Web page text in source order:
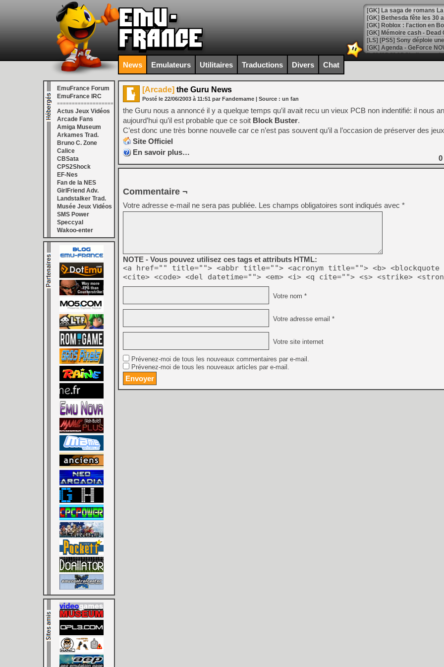
[GK] Bethesda fête les 30
[GK] Roblox : l'action en
[GK] Agenda - GeForce
[GK] Devolver Digital en a
[LS] [PS5] ps5-y2jb-
[GK] Pourquoi Marvel
[GK] Test : Restory : Chill
[GK] GTA 6 : Rockstar
[GK] Hot Wheels Infinite
[GK] Mémoire cash -
[GK] Résultats Nintendo :
[GK] Déjà des
[GK] Minecraft et ses «
[GK] Beast of
[GK] Ubisoft : fin de partie
[GK] Mémoire cash -
[GK] Dan Houser (GTA)
[GK] Comment EA Sports
[GK] Crimson Moon : un
[GK] Isle of Reveries : le
[GK] Moonlighter 2 : The
[GK] Capcom relance
[GK] Le beat'em up The
[GK] Endless Legend 2 :
[LS] [PS5] Le WebKit
[GK] Oubliez Crazy Taxi,
[LS] [Switch] NSZ 5.0.0
News Emulateurs Utilitaires Traductions Divers Chat
EmuFrance Forum
EmuFrance IRC
===================
Actus Jeux Vidéos
Arcade Fans
Amiga Museum
Arkames Trad.
Bruno C. Zone
Calice
CBSata
CPS2Shock
EF-Nes
Fan de la NES
GirlFriend Adv.
Landstalker Trad.
Musée Jeux Vidéos
SMS Power
Speccyal
Wakoo-enter
[Arcade] the Guru News
Posté le 22/06/2003 à 11:51 par Fandemame | Source : un fan
the Guru nous a annoncé il y a quelque temps qu’il avait recu un vieux PCB non indentifié: il nous
aujourd’hui qu’il est probable que ce soit Block Buster.
C’est donc une très bonne nouvelle car ce n’est pas souvent qu’il a l’occasion de préserver des
Site Officiel
En savoir plus…
0
Commentaire ¬
Votre adresse e-mail ne sera pas publiée. Les champs obligatoires sont indiqués avec *
NOTE - Vous pouvez utilisez ces tags et attributs HTML:
<a href="" title=""> <abbr title=""> <acronym title=""> <b> <blockquote
<cite> <code> <del datetime=""> <em> <i> <q cite=""> <s> <strike>
Votre nom *
Votre adresse email *
Votre site internet
Prévenez-moi de tous les nouveaux commentaires par e-mail.
Prévenez-moi de tous les nouveaux articles par e-mail.